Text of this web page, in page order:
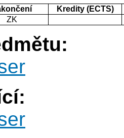
Kredity (ECTS)
ZK